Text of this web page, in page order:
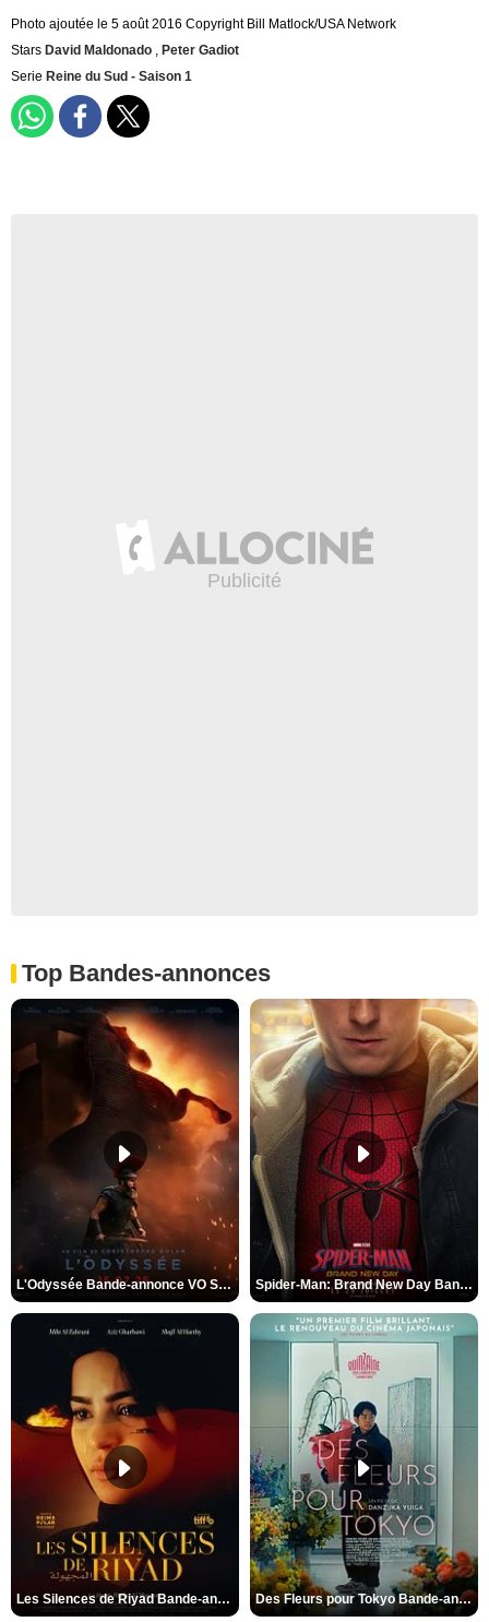
Photo ajoutée le 5 août 2016 Copyright Bill Matlock/USA Network
Stars David Maldonado , Peter Gadiot
Serie Reine du Sud - Saison 1
Top Bandes-annonces
L'Odyssée Bande-annonce VO STFR Spider-Man: Brand New Day Bande-annonce VO STFR
Les Silences de Riyad Bande-annonce VO STFR Des Fleurs pour Tokyo Bande-annonce VO STFR